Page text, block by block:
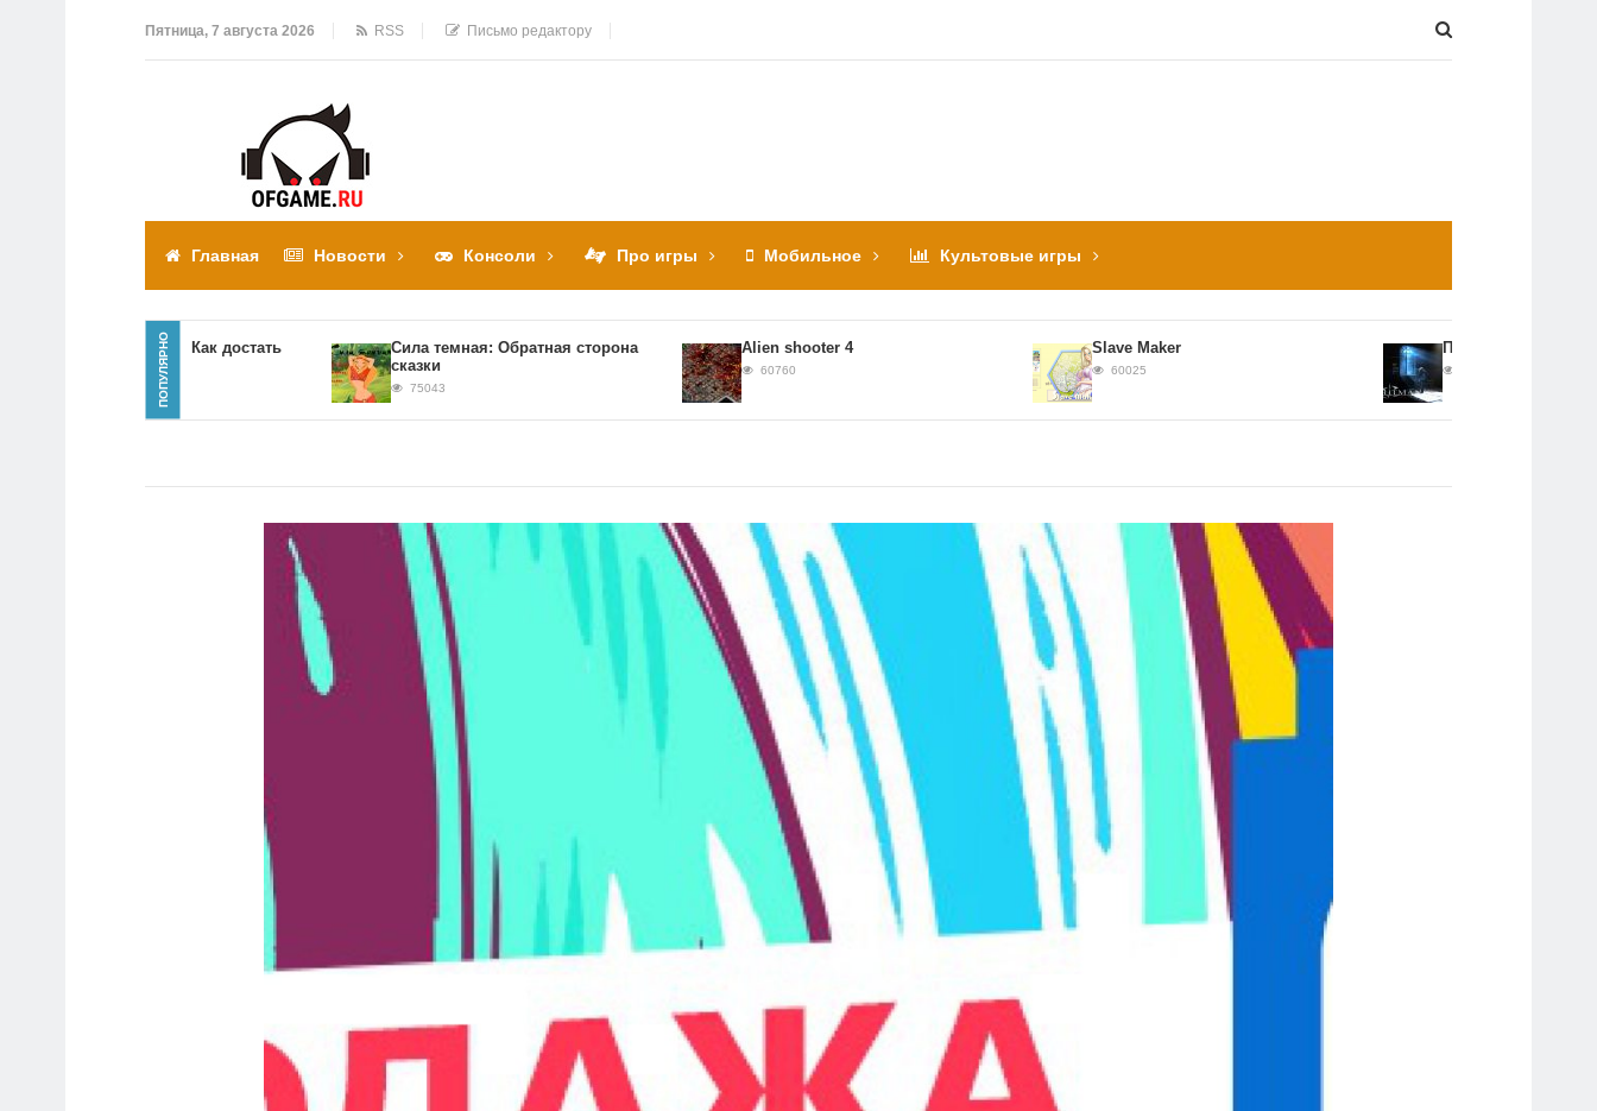
Пятница, 7 августа 2026 RSS Письмо редактору
Главная Новости Консоли Про игры Мобильное Культовые игры
ПОПУЛЯРНО
Прохождение игры Как достать
Сила темная: Обратная сторона
сказки
75043
Alien shooter 4
60760
Slave Maker
60025
Прохождение Hitman:
56652